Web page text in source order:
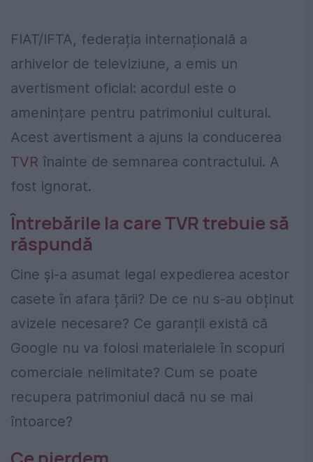
FIAT/IFTA, federația internațională a
arhivelor de televiziune, a emis un
avertisment oficial: acordul este o
amenințare pentru patrimoniul cultural.
Acest avertisment a ajuns la conducerea
TVR înainte de semnarea contractului. A
fost ignorat.
Întrebările la care TVR trebuie să
răspundă
Cine și-a asumat legal expedierea acestor
casete în afara țării? De ce nu s-au obținut
avizele necesare? Ce garanții există că
Google nu va folosi materialele în scopuri
comerciale nelimitate? Cum se poate
recupera patrimoniul dacă nu se mai
întoarce?